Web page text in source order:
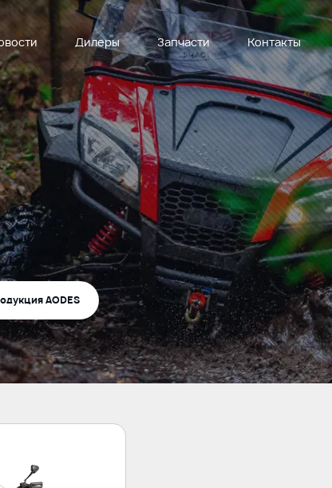
Дилеры Запчасти Контакты
AODES